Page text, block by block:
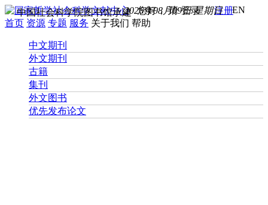
您好， 请登录 注册EN
2026年08月09日 星期日
中国社会科学院图书馆承建
首页 资源 专题 服务 关于我们 帮助
中文期刊
外文期刊
古籍
集刊
外文图书
优先发布论文